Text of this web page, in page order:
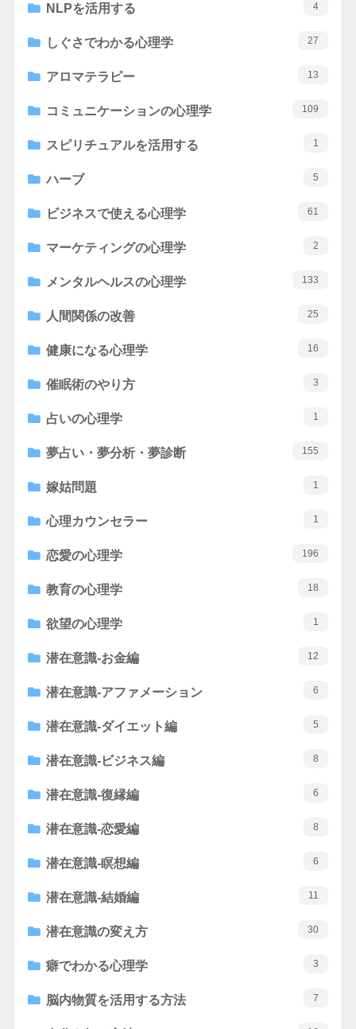
NLPを活用する 4
しぐさでわかる心理学 27
アロマテラピー 13
コミュニケーションの心理学 109
スピリチュアルを活用する 1
ハーブ 5
ビジネスで使える心理学 61
マーケティングの心理学 2
メンタルヘルスの心理学 133
人間関係の改善 25
健康になる心理学 16
催眠術のやり方 3
占いの心理学 1
夢占い・夢分析・夢診断 155
嫁姑問題 1
心理カウンセラー 1
恋愛の心理学 196
教育の心理学 18
欲望の心理学 1
潜在意識-お金編 12
潜在意識-アファメーション 6
潜在意識-ダイエット編 5
潜在意識-ビジネス編 8
潜在意識-復縁編 6
潜在意識-恋愛編 8
潜在意識-瞑想編 6
潜在意識-結婚編 11
潜在意識の変え方 30
癖でわかる心理学 3
脳内物質を活用する方法 7